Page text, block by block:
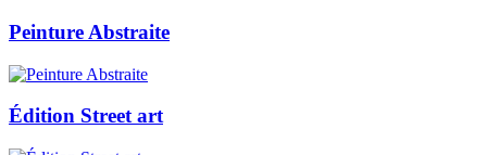
Peinture Abstraite
Édition Street art